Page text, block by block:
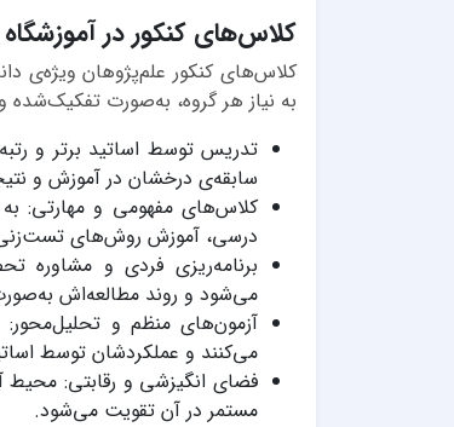
کلاس‌های کنکور در
کلاس‌های کنکور علم‌پژوهان ویژه‌ی
به نیاز هر گروه، به‌صورت
تدریس توسط اساتید برتر و
سابقه‌ی درخشان در آموزش و
کلاس‌های مفهومی و مهارتی:
درسی، آموزش روش‌های
برنامه‌ریزی فردی و مشاوره
می‌شود و روند مطالعه‌اش
آزمون‌های منظم و
می‌کنند و عملکردشان توسط
فضای انگیزشی و رقابتی: محیط
مستمر در آن تقویت می‌شود.